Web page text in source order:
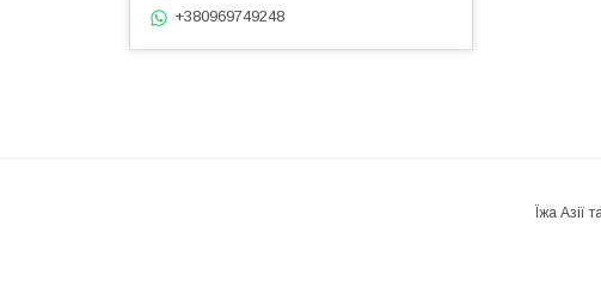
+380969749248